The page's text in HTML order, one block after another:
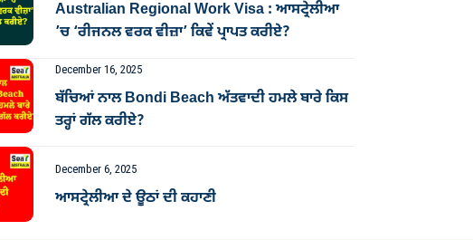
Australian Regional Work Visa : ਆਸਟ੍ਰੇਲੀਆ
’ਚ ‘ਰੀਜਨਲ ਵਰਕ ਵੀਜ਼ਾ’ ਕਿਵੇਂ ਪ੍ਰਾਪਤ ਕਰੀਏ?
December 16, 2025
ਬੱਚਿਆਂ ਨਾਲ Bondi Beach ਅੱਤਵਾਦੀ ਹਮਲੇ ਬਾਰੇ ਕਿਸ
ਤਰ੍ਹਾਂ ਗੱਲ ਕਰੀਏ?
December 6, 2025
ਆਸਟ੍ਰੇਲੀਆ ਦੇ ਊਠਾਂ ਦੀ ਕਹਾਣੀ